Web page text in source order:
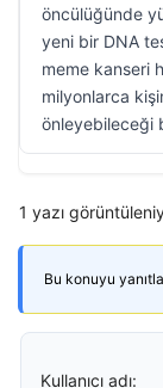
öncülüğünde
yeni bir DNA
meme kanseri
milyonlarca
önleyebileceği
1 yazı
Bu konuyu
Kullanıcı adı: